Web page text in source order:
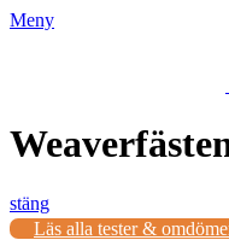
Meny
stäng
Läs alla tester &